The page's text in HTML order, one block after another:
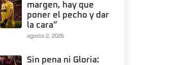
margen, hay que
poner el pecho y dar
la cara”
agosto 2, 2026
Sin pena ni Gloria: